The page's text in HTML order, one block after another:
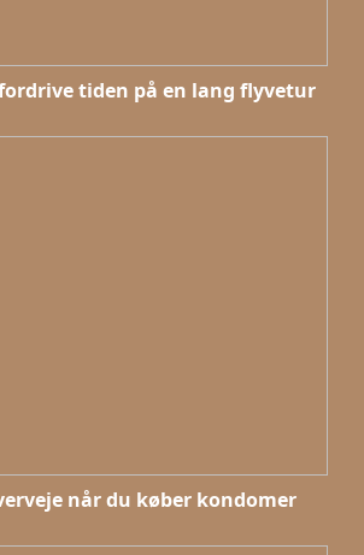
tiden på en lang flyvetur
når du køber kondomer